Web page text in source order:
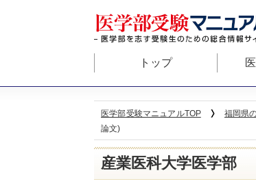
トップ
医学部受験マニュアルTOP 福岡県
論文)
産業医科大学医学部